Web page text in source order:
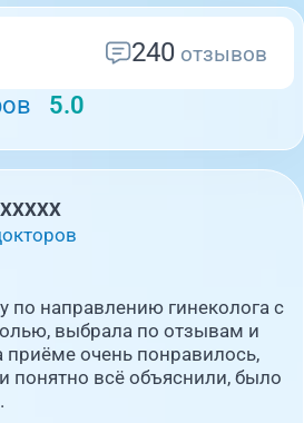
240отзывов
5.0
по направлению гинеколога с
выбрала по отзывам и
приёме очень понравилось,
понятно всё объяснили, было